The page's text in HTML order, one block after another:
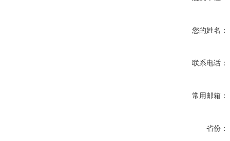
您的姓名：
联系电话：
常用邮箱：
省份：